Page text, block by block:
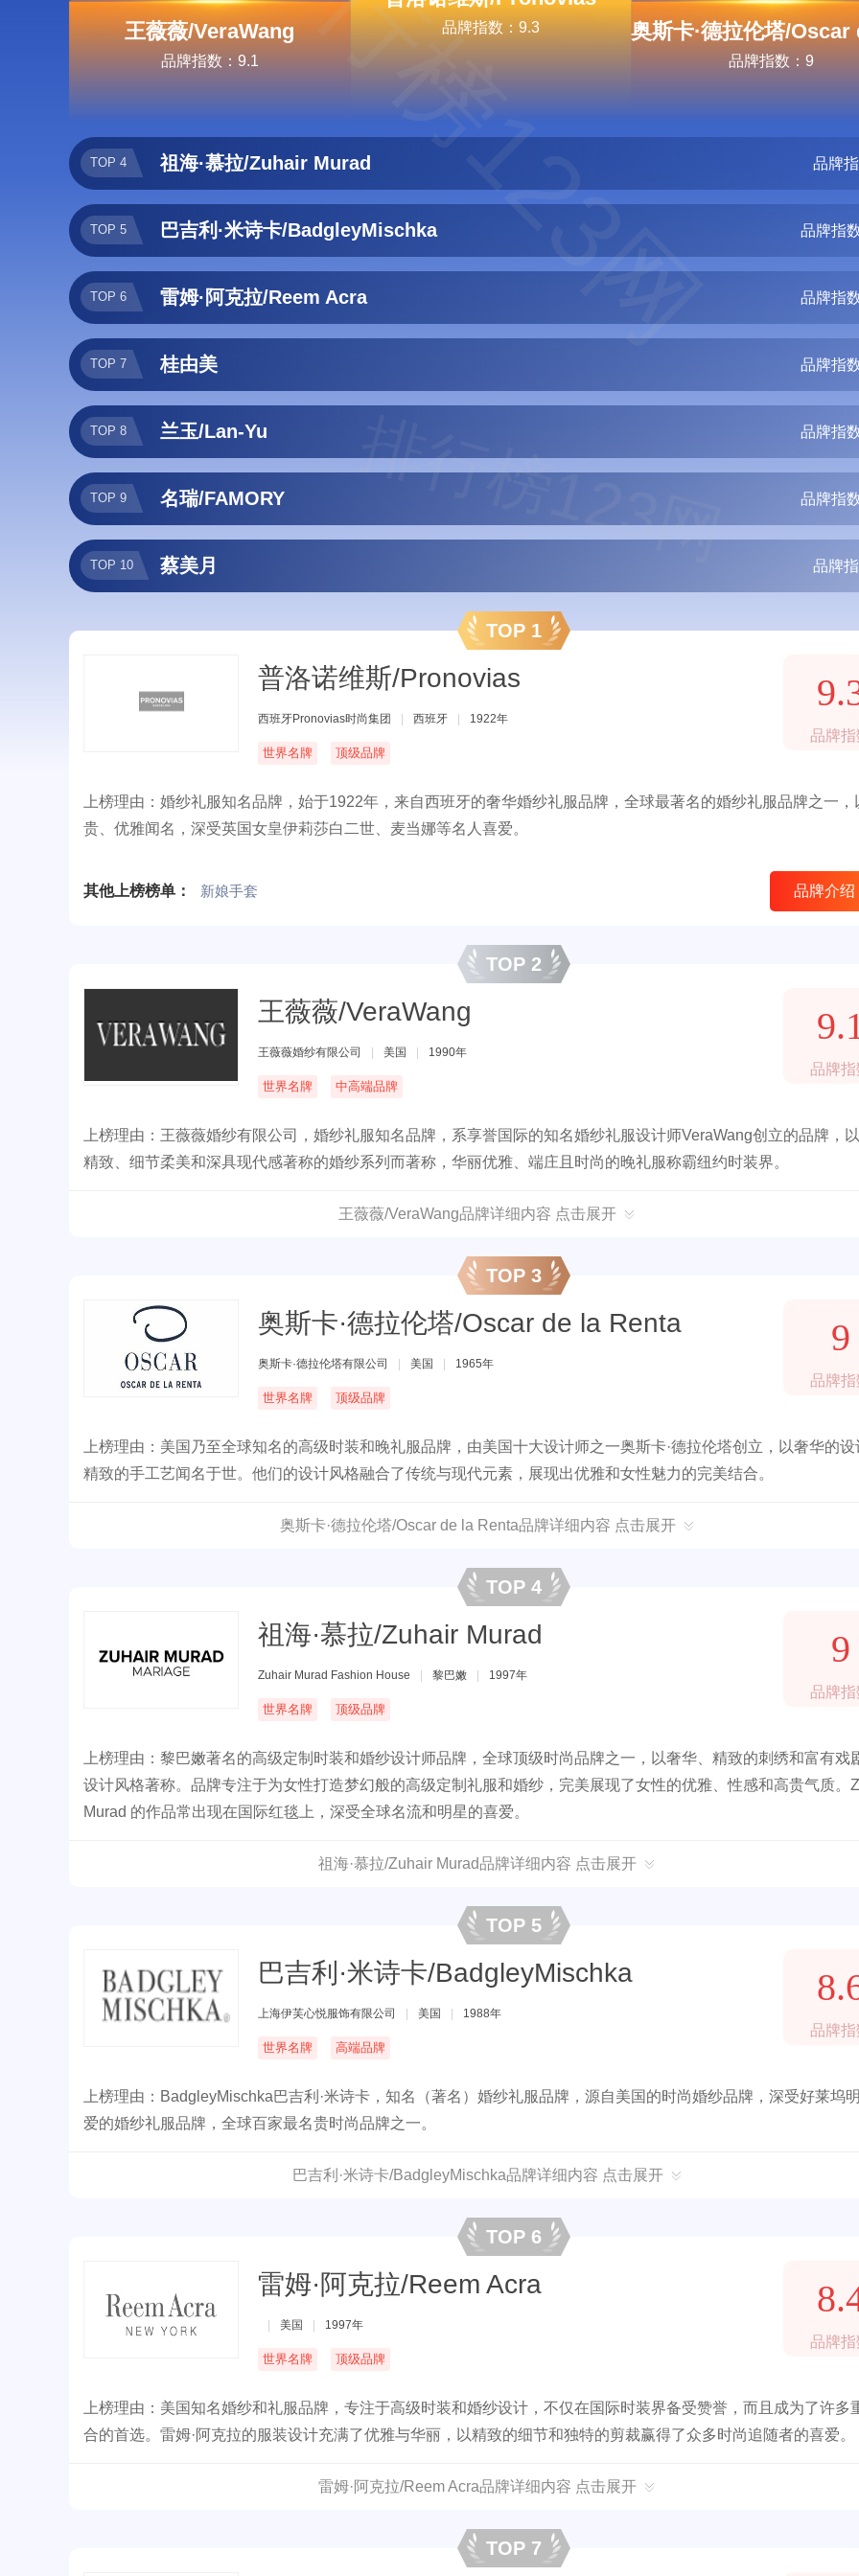
王薇薇/VeraWang
品牌指数：9.1
品牌指数：9.3
品牌指数：9
TOP 4 祖海·慕拉/Zuhair Murad 品牌
TOP 5 巴吉利·米诗卡/BadgleyMischka 品牌指
TOP 6 雷姆·阿克拉/Reem Acra 品牌指
TOP 7 桂由美 品牌指
TOP 8 兰玉/Lan-Yu 品牌指
TOP 9 名瑞/FAMORY 品牌指
TOP 10 蔡美月 品牌
TOP 1
普洛诺维斯/Pronovias
西班牙Pronovias时尚集团 西班牙 1922年
世界名牌 顶级品牌
品牌指
上榜理由：婚纱礼服知名品牌，始于1922年，来自西班牙的奢华婚纱礼服品牌，全球最著名的婚纱礼服品牌之一，
贵、优雅闻名，深受英国女皇伊莉莎白二世、麦当娜等名人喜爱。
其他上榜榜单： 新娘手套 品牌介绍
TOP 2
王薇薇/VeraWang
王薇薇婚纱有限公司 美国 1990年
世界名牌 中高端品牌
品牌指
上榜理由：王薇薇婚纱有限公司，婚纱礼服知名品牌，系享誉国际的知名婚纱礼服设计师VeraWang创立的品牌，
精致、细节柔美和深具现代感著称的婚纱系列而著称，华丽优雅、端庄且时尚的晚礼服称霸纽约时装界。
王薇薇/VeraWang品牌详细内容 点击展开
TOP 3
奥斯卡·德拉伦塔/Oscar de la Renta
奥斯卡·德拉伦塔有限公司 美国 1965年
世界名牌 顶级品牌
9
品牌指
上榜理由：美国乃至全球知名的高级时装和晚礼服品牌，由美国十大设计师之一奥斯卡·德拉伦塔创立，以奢华的设
精致的手工艺闻名于世。他们的设计风格融合了传统与现代元素，展现出优雅和女性魅力的完美结合。
奥斯卡·德拉伦塔/Oscar de la Renta品牌详细内容 点击展开
TOP 4
祖海·慕拉/Zuhair Murad
Zuhair Murad Fashion House 黎巴嫩 1997年
世界名牌 顶级品牌
9
品牌指
上榜理由：黎巴嫩著名的高级定制时装和婚纱设计师品牌，全球顶级时尚品牌之一，以奢华、精致的刺绣和富有戏
设计风格著称。品牌专注于为女性打造梦幻般的高级定制礼服和婚纱，完美展现了女性的优雅、性感和高贵气质。
Murad 的作品常出现在国际红毯上，深受全球名流和明星的喜爱。
祖海·慕拉/Zuhair Murad品牌详细内容 点击展开
TOP 5
巴吉利·米诗卡/BadgleyMischka
上海伊芙心悦服饰有限公司 美国 1988年
世界名牌 高端品牌
品牌指
上榜理由：BadgleyMischka巴吉利·米诗卡，知名（著名）婚纱礼服品牌，源自美国的时尚婚纱品牌，深受好莱坞
爱的婚纱礼服品牌，全球百家最名贵时尚品牌之一。
巴吉利·米诗卡/BadgleyMischka品牌详细内容 点击展开
TOP 6
雷姆·阿克拉/Reem Acra
美国 1997年
世界名牌 顶级品牌
品牌指
上榜理由：美国知名婚纱和礼服品牌，专注于高级时装和婚纱设计，不仅在国际时装界备受赞誉，而且成为了许多
合的首选。雷姆·阿克拉的服装设计充满了优雅与华丽，以精致的细节和独特的剪裁赢得了众多时尚追随者的喜爱。
雷姆·阿克拉/Reem Acra品牌详细内容 点击展开
TOP 7
排行榜123网
排行榜123网